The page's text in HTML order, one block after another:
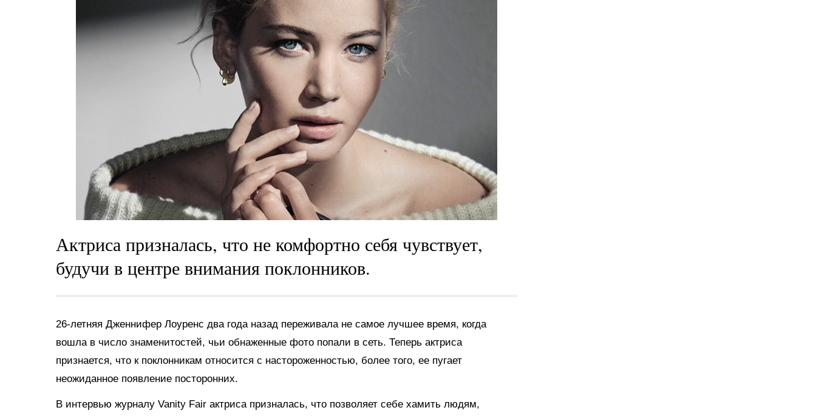
Актриса призналась, что не комфортно себя чувствует,
будучи в центре внимания поклонников.
26-летняя Дженнифер Лоуренс два года назад переживала не самое лучшее время, когда
вошла в число знаменитостей, чьи обнаженные фото попали в сеть. Теперь актриса
признается, что к поклонникам относится с настороженностью, более того, ее пугает
неожиданное появление посторонних.
В интервью журналу Vanity Fair актриса призналась, что позволяет себе хамить людям,